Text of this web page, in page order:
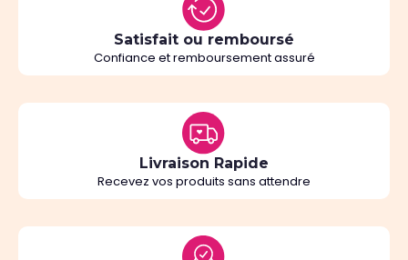
Satisfait ou remboursé
Confiance et remboursement assuré
Livraison Rapide
Recevez vos produits sans attendre